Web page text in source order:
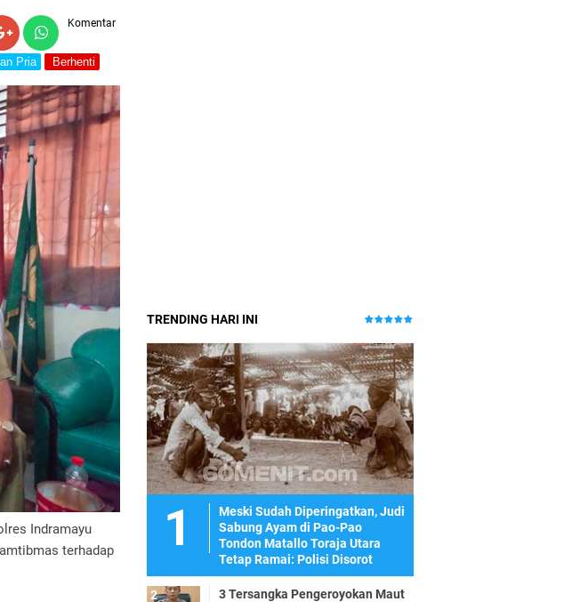
Komentar
Pria Berhenti
Indramayu
terhadap
TRENDING HARI INI
Meski Sudah Diperingatkan, Judi
Sabung Ayam di Pao-Pao
Tondon Matallo Toraja Utara
Tetap Ramai: Polisi Disorot
3 Tersangka Pengeroyokan Maut